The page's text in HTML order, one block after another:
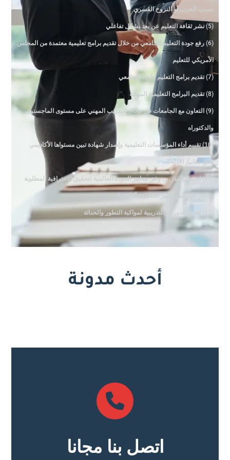
بسبب الحرب أو النزوح القسري
(5) نشر ثقافة التعليم عن بعد بشكل تفاعلي
(6) رفع جودة التعليم الجامعي من خلال تقديم برامج تعليمية معتمدة من المجلس
الأمريكي للتعليم
(7) تقديم برامج التعليم ما بعد الجامعي
(8) تقديم البرامج التعليمية المهنية
(9) التعاون مع الجامعات في مجال التدريب المهني على مستوى الماجستير
والدكتوراه
(10) تقييم أداء المؤسسات التعليمية وإصدار شهادة تبين مستواها الأكاديمي
وفق معايير الأداء
(12) رعاية المهن غير المنظمة أكاديميا
أحدث مدونة
اتصل بنا مجانا